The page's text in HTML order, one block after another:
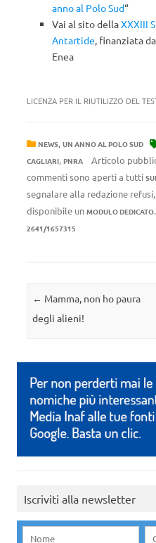
anno al Polo Sud“
Vai al sito dellaXXXIII
Antartide, finanziata
Enea
LICENZA PER IL RIUTILIZZO DEL
NEWS, UN ANNO AL POLO SUD
CAGLIARI, PNRA Articolo
commenti sono aperti a tutti
segnalare alla redazione
disponibile un MODULO DEDICATO.
2641/1657315
Navigazione articolo
← Mamma, non ho paura
degli alieni!
Iscriviti alla newsletter